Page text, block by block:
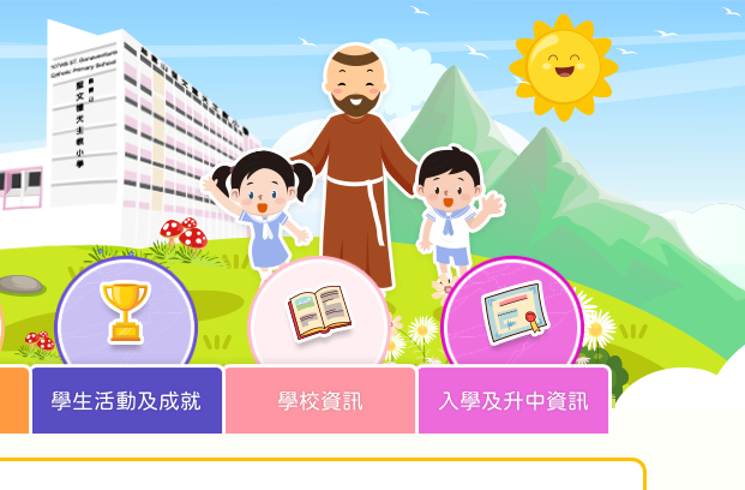
學生活動及成就 學校資訊 入學及升中資訊